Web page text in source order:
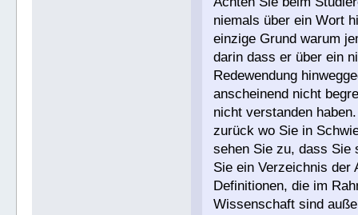
niemals über ein Wort
einzige Grund warum
darin dass er über ein
Redewendung
anscheinend nicht
nicht verstanden
zurück wo Sie in
sehen Sie zu, dass Sie
Sie ein Verzeichnis
Definitionen, die im
Wissenschaft sind